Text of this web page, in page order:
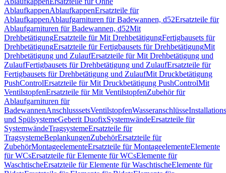
AblaufkappenAblaufkappenErsatzteile für
AblaufkappenAblaufgarnituren für Badewannen, d52Ersatzteile für
Ablaufgarnituren für Badewannen, d52Mit
DrehbetätigungErsatzteile für Mit DrehbetätigungFertigbausets für
DrehbetätigungErsatzteile für Fertigbausets für DrehbetätigungMit
Drehbetätigung und ZulaufErsatzteile für Mit Drehbetätigung und
ZulaufFertigbausets für Drehbetätigung und ZulaufErsatzteile für
Fertigbausets für Drehbetätigung und ZulaufMit Druckbetätigung
PushControlErsatzteile für Mit Druckbetätigung PushControlMit
VentilstopfenErsatzteile für Mit VentilstopfenZubehör für
Ablaufgarnituren für
BadewannenAnschlusssetsVentilstopfenWasseranschlüsse
und SpülsystemeGeberit DuofixSystemwändeErsatzteile für
SystemwändeTragsystemeErsatzteile für
TragsystemeBeplankungenZubehörErsatzteile für
ZubehörMontageelementeErsatzteile für MontageelementeElemente
für WCsErsatzteile für Elemente für WCsElemente für
WaschtischeErsatzteile für Elemente für WaschtischeElemente für